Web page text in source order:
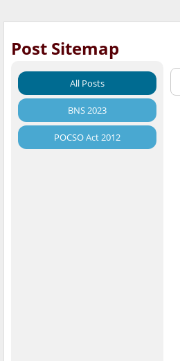
Post Sitemap
All Posts
BNS 2023
POCSO Act 2012